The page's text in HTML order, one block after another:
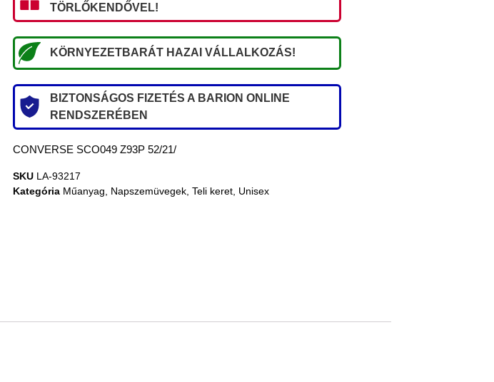
TÖRLŐKENDŐVEL!
KÖRNYEZETBARÁT HAZAI VÁLLALKOZÁS!
BIZTONSÁGOS FIZETÉS A BARION ONLINE
RENDSZERÉBEN
CONVERSE SCO049 Z93P 52/21/
SKU LA-93217
Kategória Műanyag Napszemüvegek Teli keret Unisex